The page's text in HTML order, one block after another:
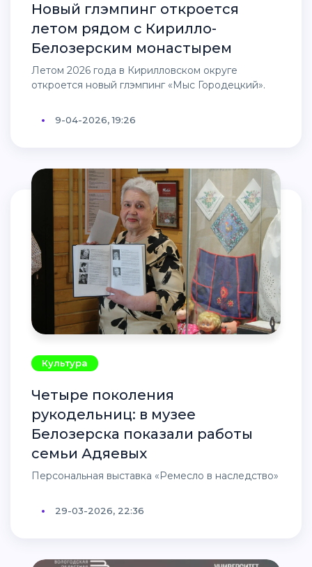
Новый глэмпинг откроется
летом рядом с Кирилло-
Белозерским монастырем
Летом 2026 года в Кирилловском округе
откроется новый глэмпинг «Мыс Городецкий».
9-04-2026, 19:26
Культура
Четыре поколения
рукодельниц: в музее
Белозерска показали работы
семьи Адяевых
Персональная выставка «Ремесло в наследство»
29-03-2026, 22:36